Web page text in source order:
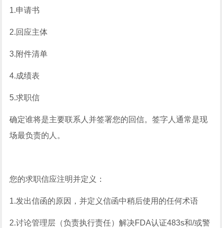
1.申请书
2.回应主体
3.附件清单
4.成绩表
5.求职信
确定谁将是主要联系人并签署您的回信。签字人通常是现
场最负责的人。
您的求职信应注明并定义：
1.发出信函的原因，并定义信函中稍后使用的任何术语
2.讨论管理层（负责执行责任）解决FDA认证483s和/或警